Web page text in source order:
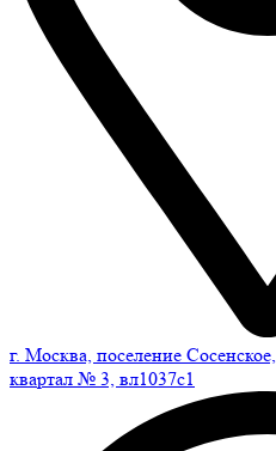
г. Москва, поселение
квартал № 3, вл1037с1